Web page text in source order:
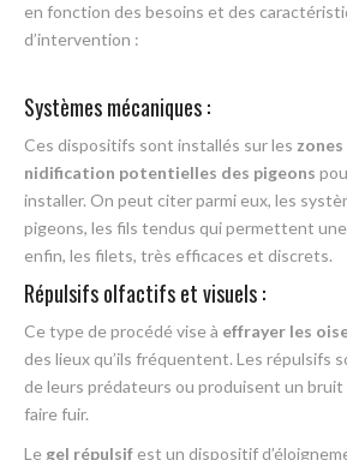
en fonction des besoins et des
d’intervention :
Systèmes mécaniques :
Ces dispositifs sont installés sur les
nidification potentielles des pigeons
installer. On peut citer parmi eux, les
pigeons, les fils tendus qui permettent
enfin, les filets, très efficaces et discrets.
Répulsifs olfactifs et visuels :
Ce type de procédé vise à effrayer les
des lieux qu’ils fréquentent. Les répulsifs
de leurs prédateurs ou produisent un bruit
faire fuir.
Le gel répulsif est un dispositif